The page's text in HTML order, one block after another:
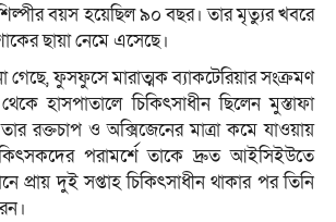
বয়স হয়েছিল ৯০ বছর। তার মৃত্যুর খবরে
ছায়া নেমে এসেছে।
গেছে, ফুসফুসে মারাত্মক ব্যাকটেরিয়ার সংক্রমণ
হাসপাতালে চিকিৎসাধীন ছিলেন মুস্তাফা
রক্তচাপ ও অক্সিজেনের মাত্রা কমে যাওয়ায়
পরামর্শে তাকে দ্রুত আইসিইউতে
প্রায় দুই সপ্তাহ চিকিৎসাধীন থাকার পর তিনি